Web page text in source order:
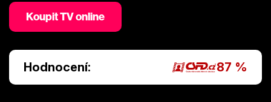
Koupit TV online
Hodnocení: 87 %